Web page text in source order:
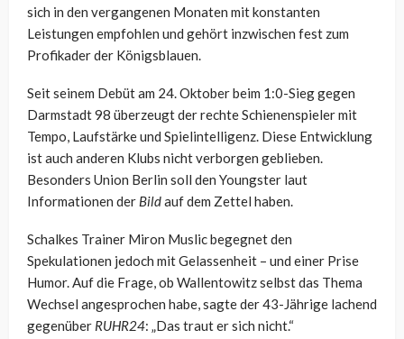
sich in den vergangenen Monaten mit konstanten
Leistungen empfohlen und gehört inzwischen fest zum
Profikader der Königsblauen.
Seit seinem Debüt am 24. Oktober beim 1:0-Sieg gegen
Darmstadt 98 überzeugt der rechte Schienenspieler mit
Tempo, Laufstärke und Spielintelligenz. Diese Entwicklung
ist auch anderen Klubs nicht verborgen geblieben.
Besonders Union Berlin soll den Youngster laut
Informationen der Bildauf dem Zettel haben.
Schalkes Trainer Miron Muslic begegnet den
Spekulationen jedoch mit Gelassenheit – und einer Prise
Humor. Auf die Frage, ob Wallentowitz selbst das Thema
Wechsel angesprochen habe, sagte der 43-Jährige lachend
gegenüber RUHR24: „Das traut er sich nicht.“